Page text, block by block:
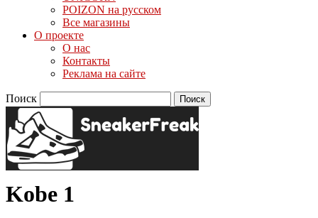
POIZON на русском
Все магазины
О проекте
О нас
Контакты
Реклама на сайте
Поиск
Kobe 1